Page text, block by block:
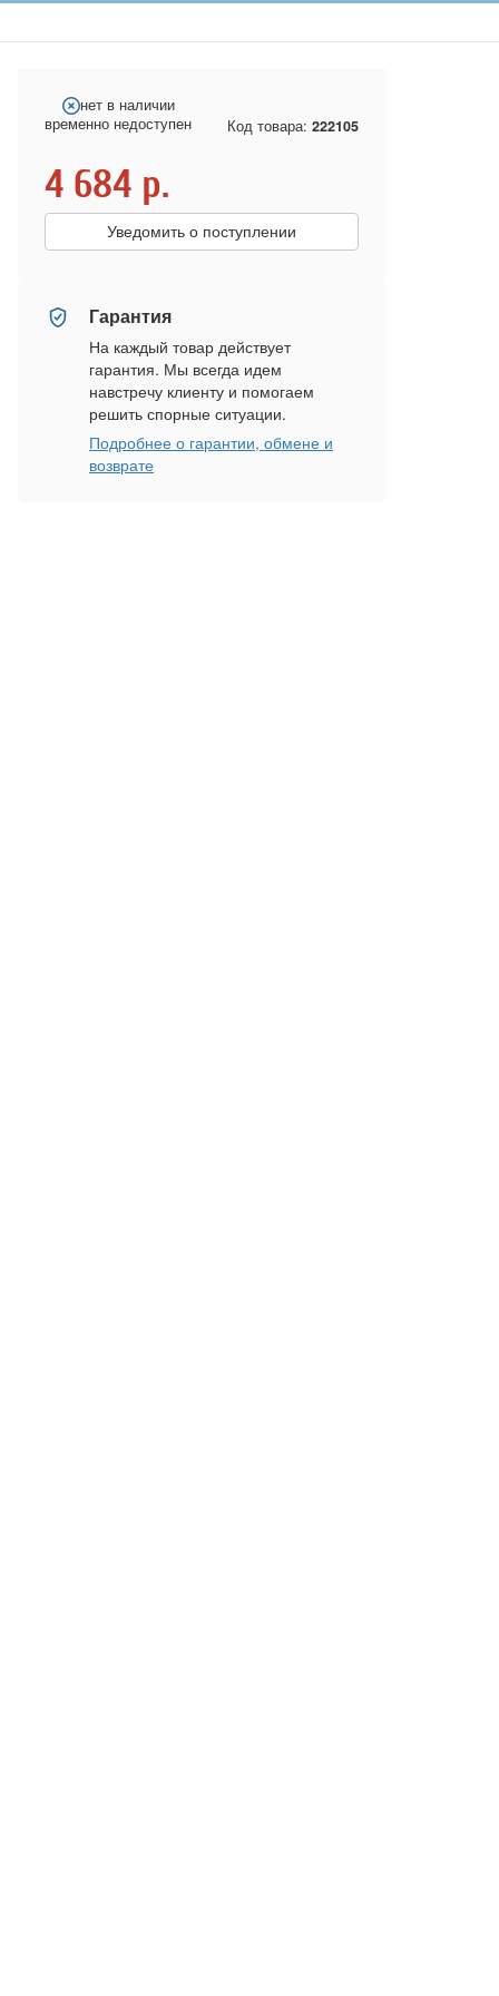
нет в наличии
временно недоступен
Код товара: 222105
4 684 р.
Уведомить о поступлении
Гарантия
На каждый товар действует
гарантия. Мы всегда идем
навстречу клиенту и помогаем
решить спорные ситуации.
Подробнее о гарантии, обмене и
возврате